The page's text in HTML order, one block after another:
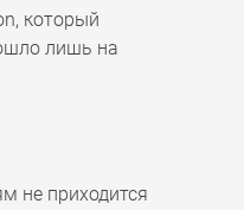
который
лишь на
не приходится